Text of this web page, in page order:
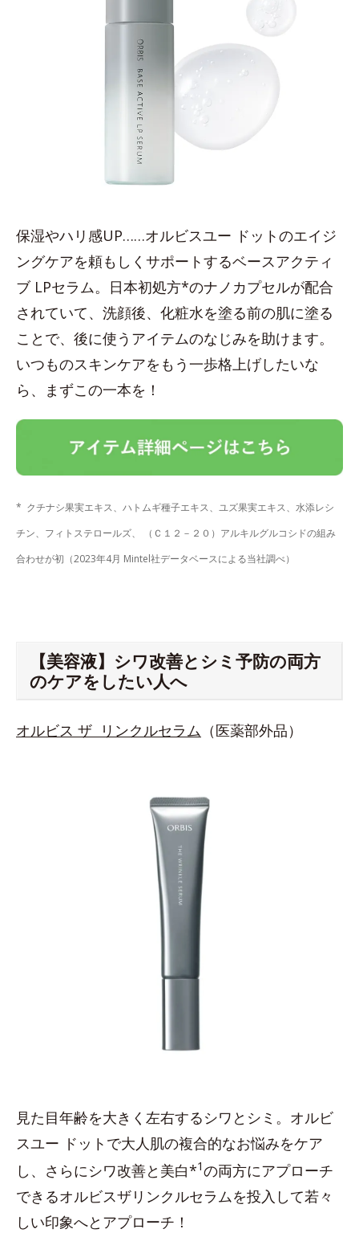
保湿やハリ感UP……オルビスユー ドットのエイジ
ングケアを頼もしくサポートするベースアクティ
ブ LPセラム。日本初処方*のナノカプセルが配合
されていて、洗顔後、化粧水を塗る前の肌に塗る
ことで、後に使うアイテムのなじみを助けます。
いつものスキンケアをもう一歩格上げしたいな
ら、まずこの一本を！
* クチナシ果実エキス、ハトムギ種子エキス、ユズ果実エキス、水添レシ
チン、フィトステロールズ、 （Ｃ１２－２０）アルキルグルコシドの組み
合わせが初（2023年4月 Mintel社データベースによる当社調べ）
【美容液】シワ改善とシミ予防の両方
のケアをしたい人へ
オルビス ザ リンクルセラム （医薬部外品）
見た目年齢を大きく左右するシワとシミ。オルビ
スユー ドットで大人肌の複合的なお悩みをケア
し、さらにシワ改善と美白*1の両方にアプローチ
できるオルビスザリンクルセラムを投入して若々
しい印象へとアプローチ！